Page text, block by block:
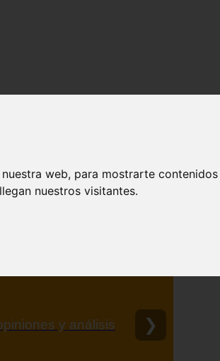
web, para mostrarte
nuestros visitantes.
creados por y para chicas.
y análisis ❯